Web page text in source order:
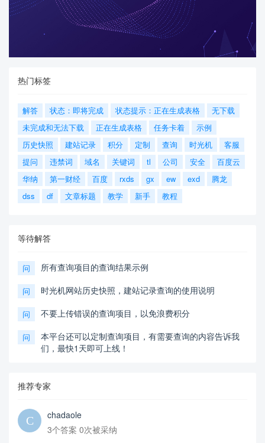
热门标签
解答 状态：即将完成 状态提示：正在生成表格
无下载
未完成和无法下载
正在生成表格 任务卡着
示例
历史快照
建站记录 积分 定制 查询 时光机
客服
提问
违禁词 域名 关键词 tl 公司 安全
百度云
华纳
第一财经 百度 rxds gx ew exd
腾龙
dss
df 文章标题 教学 新手 教程
等待解答
问 所有查询项目的查询结果示例
问 时光机网站历史快照，建站记录查询的使用说明
问 不要上传错误的查询项目，以免浪费积分
问
本平台还可以定制查询项目，有需要查询的内容告诉我
们，最快1天即可上线！
推荐专家
chadaole
3个答案 0次被采纳